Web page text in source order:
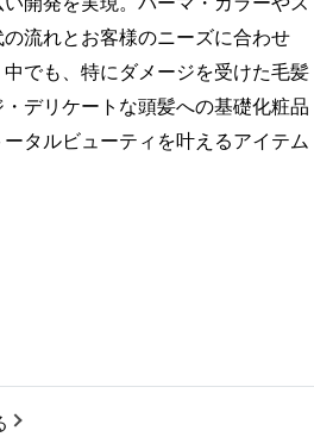
流れとお客様のニーズに合わせ
でも、特にダメージを受けた毛髪
デリケートな頭髪への基礎化粧品
タルビューティを叶えるアイテム